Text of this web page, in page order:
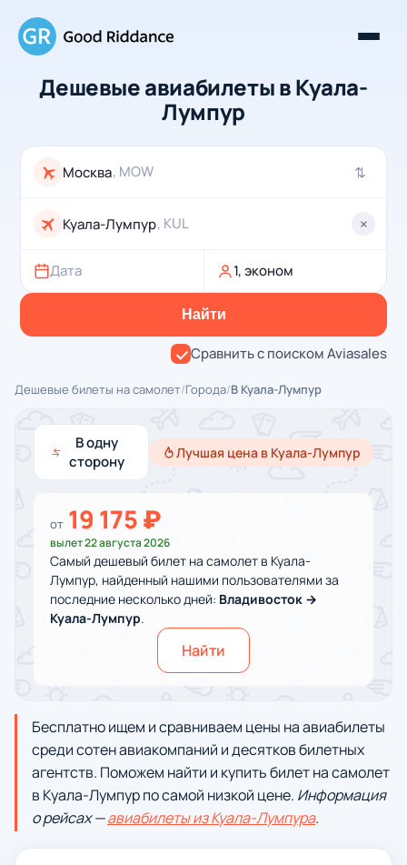
Дешевые авиабилеты в Куала-
Лумпур
, MOW ⇄
, KUL ×
Дата 1, эконом
Найти
Сравнить с поиском Aviasales
Дешевые билеты на самолет/Города/В Куала-Лумпур
В одну
сторону
Лучшая цена в Куала-Лумпур
от 19 175 ₽
вылет 22 августа 2026
Самый дешевый билет на самолет в Куала-
Лумпур, найденный нашими пользователями за
последние несколько дней: Владивосток →
Куала-Лумпур.
Найти
Бесплатно ищем и сравниваем цены на авиабилеты
среди сотен авиакомпаний и десятков билетных
агентств. Поможем найти и купить билет на самолет
в Куала-Лумпур по самой низкой цене. Информация
о рейсах —авиабилеты из Куала-Лумпура.